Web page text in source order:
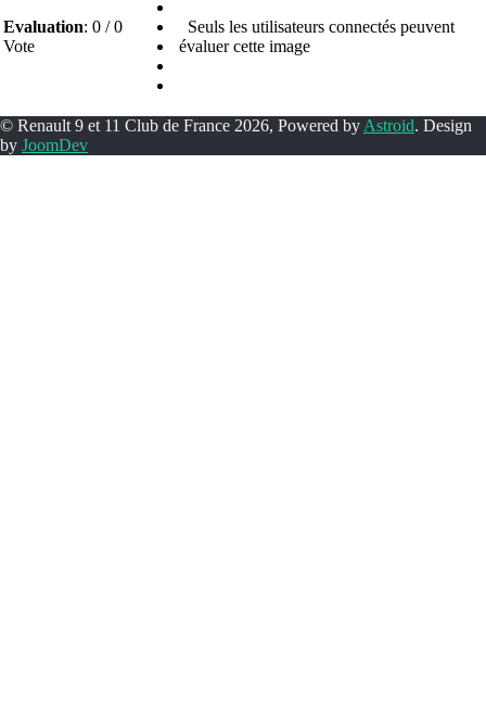
Evaluation: 0 / 0
Vote
Seuls les utilisateurs connectés peuvent
évaluer cette image
© Renault 9 et 11 Club de France 2026, Powered by Astroid. Design
by JoomDev